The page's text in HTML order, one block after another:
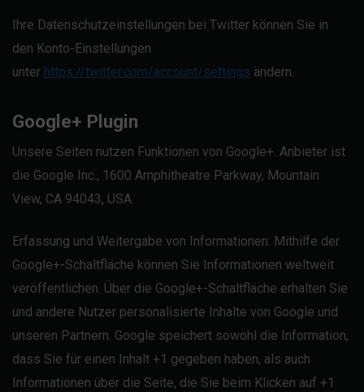
Ihre Datenschutzeinstellungen bei Twitter können Sie in
den Konto-Einstellungen
unter https://twitter.com/account/settings ändern.
Google+ Plugin
Unsere Seiten nutzen Funktionen von Google+. Anbieter ist
die Google Inc., 1600 Amphitheatre Parkway, Mountain
View, CA 94043, USA.
Erfassung und Weitergabe von Informationen: Mithilfe der
Google+-Schaltfläche können Sie Informationen weltweit
veröffentlichen. Über die Google+-Schaltfläche erhalten Sie
und andere Nutzer personalisierte Inhalte von Google und
unseren Partnern. Google speichert sowohl die Information,
dass Sie für einen Inhalt +1 gegeben haben, als auch
Informationen über die Seite, die Sie beim Klicken auf +1